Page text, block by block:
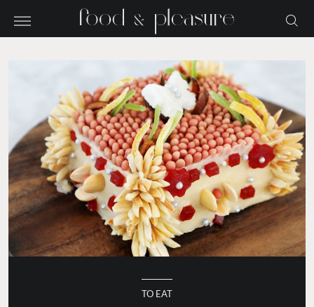
TO EAT